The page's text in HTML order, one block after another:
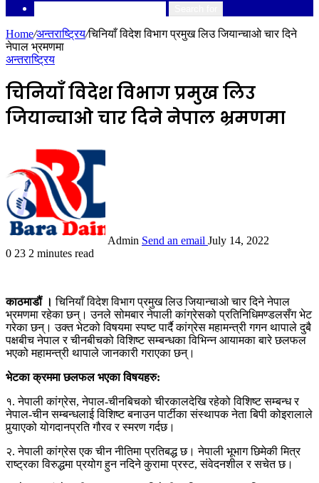
Home/अन्तराष्ट्रिय/चिनियाँ विदेश विभाग प्रमुख लिउ जियान्चाओ चार दिने
नेपाल भ्रमणमा
अन्तराष्ट्रिय
चिनियाँ विदेश विभाग प्रमुख लिउ
जियान्चाओ चार दिने नेपाल भ्रमणमा
Admin Send an email July 14, 2022
0 23 2 minutes read
काठमाडौं ।चिनियाँ विदेश विभाग प्रमुख लिउ जियान्चाओ चार दिने नेपाल
भ्रमणमा रहेका छन्। उनले सोमबार नेपाली कांग्रेसको प्रतिनिधिमण्डलसँग भेट
गरेका छन्। उक्त भेटको विषयमा स्पष्ट पार्दै कांग्रेस महामन्त्री गगन थापाले दुबै
पक्षबीच नेपाल र चीनबीचको विशिष्ट सम्बन्धका विभिन्‍न आयामका बारे छलफल
भएको महामन्त्री थापाले जानकारी गराएका छन्।
भेटका क्रममा छलफल भएका विषयहरु:
१. नेपाली कांग्रेस, नेपाल-चीनबिचको चीरकालदेखि रहेको विशिष्ट सम्बन्ध र
नेपाल-चीन सम्बन्धलाई विशिष्ट बनाउन पार्टीका संस्थापक नेता बिपी कोइरालाले
पुर्‍याएको योगदानप्रति गौरव र स्मरण गर्दछ।
२. नेपाली कांग्रेस एक चीन नीतिमा प्रतिबद्ध छ। नेपाली भूभाग छिमेकी मित्र
राष्ट्रका विरुद्धमा प्रयोग हुन नदिने कुरामा प्रस्ट, संवेदनशील र सचेत छ।